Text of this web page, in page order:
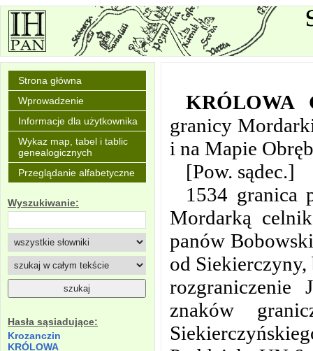
Strona główna
Wprowadzenie
Informacje dla użytkownika
Wykaz map, tabel i tablic
genealogicznych
Przeglądanie alfabetyczne
Wyszukiwanie:
Hasła sąsiadujące:
Krozanczin
KRÓLOWA
KRÓLOWA
granicy
i na Mapie
[Pow. sądec.]
1534 granica
Mordarką
panów
od
rozgraniczenie
znaków